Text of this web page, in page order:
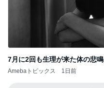
7月に2回も生理が来た体の悲鳴
Amebaトピックス 1日前